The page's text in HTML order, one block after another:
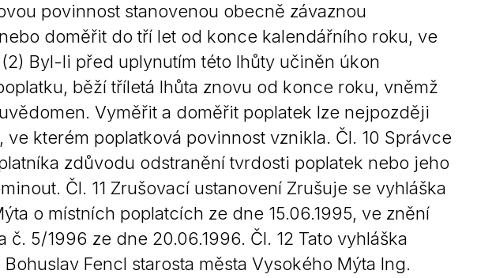
povinnost stanovenou obecně závaznou
doměřit do tří let od konce kalendářního roku, ve
Byl-li před uplynutím této lhůty učiněn úkon
běží tříletá lhůta znovu od konce roku, vněmž
Vyměřit a doměřit poplatek lze nejpozději
kterém poplatková povinnost vznikla. Čl. 10 Správce
zdůvodu odstranění tvrdosti poplatek nebo jeho
Čl. 11 Zrušovací ustanovení Zrušuje se vyhláška
o místních poplatcích ze dne 15.06.1995, ve znění
č. 5/1996 ze dne 20.06.1996. Čl. 12 Tato vyhláška
Fencl starosta města Vysokého Mýta Ing.